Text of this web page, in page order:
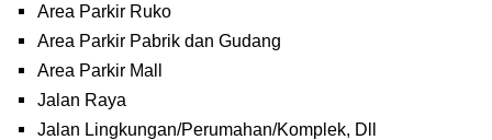
Area Parkir Ruko
Area Parkir Pabrik dan Gudang
Area Parkir Mall
Jalan Raya
Jalan Lingkungan/Perumahan/Komplek, Dll